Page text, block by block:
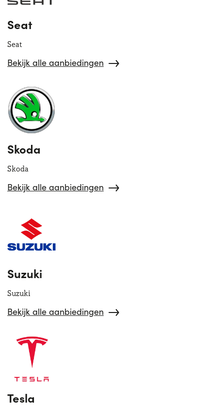
Seat
Seat
Bekijk alle aanbiedingen
Skoda
Skoda
Bekijk alle aanbiedingen
Suzuki
Suzuki
Bekijk alle aanbiedingen
Tesla